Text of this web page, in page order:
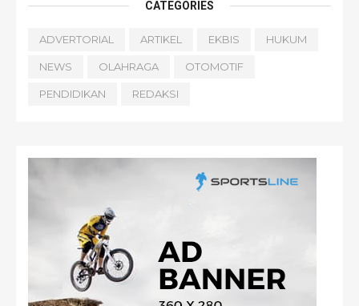
CATEGORIES
ADVERTORIAL ARTIKEL EKBIS HUKUM
NEWS OLAHRAGA OTOMOTIF
PENDIDIKAN REDAKSI